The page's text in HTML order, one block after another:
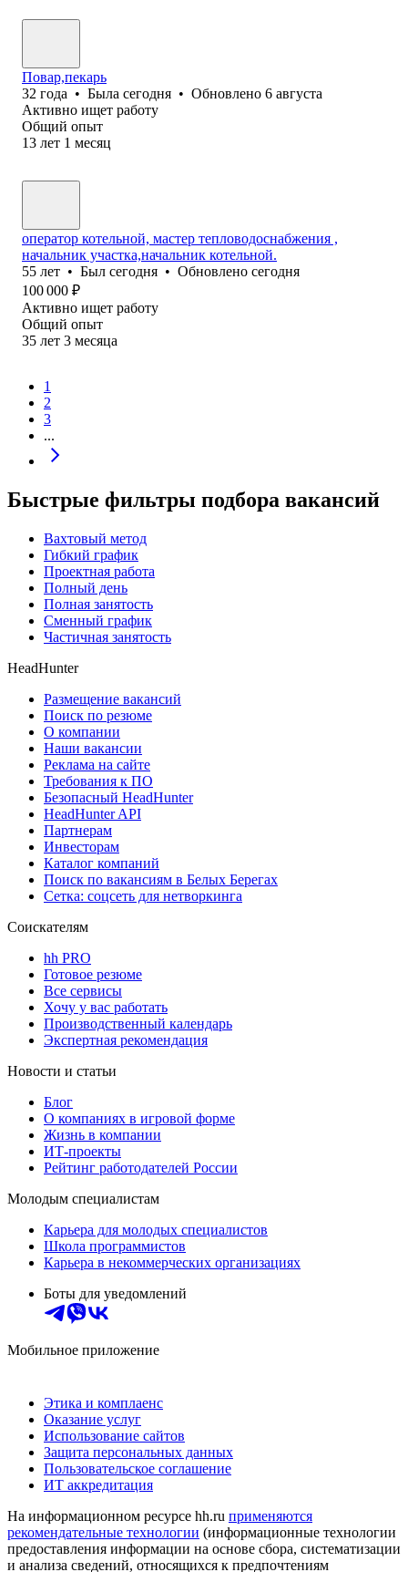
Повар,пекарь
32 года • Была сегодня • Обновлено 6 августа
Активно ищет работу
Общий опыт
13 лет 1 месяц
оператор котельной, мастер тепловодоснабжения ,
начальник участка,начальник котельной.
55 лет • Был сегодня • Обновлено сегодня
100 000 ₽
Активно ищет работу
Общий опыт
35 лет 3 месяца
1
2
3
...
Быстрые фильтры подбора вакансий
Вахтовый метод
Гибкий график
Проектная работа
Полный день
Полная занятость
Сменный график
Частичная занятость
HeadHunter
Размещение вакансий
Поиск по резюме
О компании
Наши вакансии
Реклама на сайте
Требования к ПО
Безопасный HeadHunter
HeadHunter API
Партнерам
Инвесторам
Каталог компаний
Поиск по вакансиям в Белых Берегах
Сетка: соцсеть для нетворкинга
Соискателям
hh PRO
Готовое резюме
Все сервисы
Хочу у вас работать
Производственный календарь
Экспертная рекомендация
Новости и статьи
Блог
О компаниях в игровой форме
Жизнь в компании
ИТ-проекты
Рейтинг работодателей России
Молодым специалистам
Карьера для молодых специалистов
Школа программистов
Карьера в некоммерческих организациях
Боты для уведомлений
Мобильное приложение
Этика и комплаенс
Оказание услуг
Использование сайтов
Защита персональных данных
Пользовательское соглашение
ИТ аккредитация
На информационном ресурсе hh.ru применяются
рекомендательные технологии (информационные технологии
предоставления информации на основе сбора, систематизации
и анализа сведений, относящихся к предпочтениям